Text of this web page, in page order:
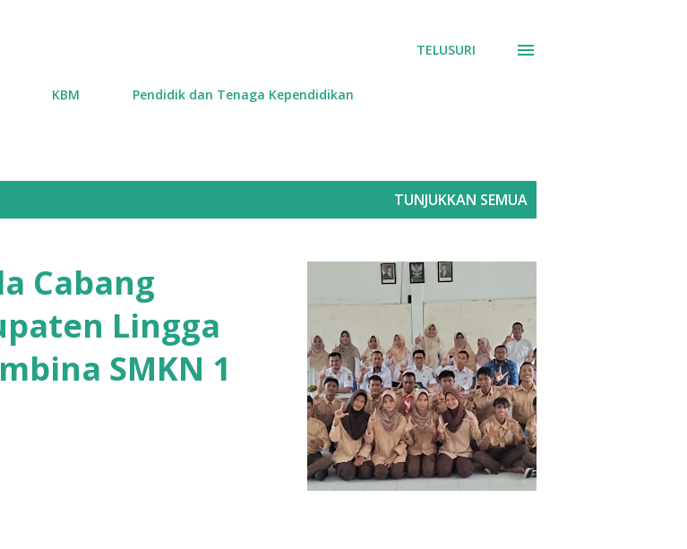
TELUSURI
KBM Pendidik dan Tenaga Kependidikan
TUNJUKKAN SEMUA
Cabang
Lingga
SMKN 1